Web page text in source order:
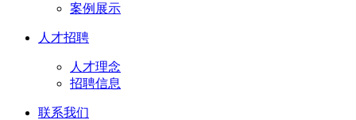
案例展示
人才招聘
人才理念
招聘信息
联系我们